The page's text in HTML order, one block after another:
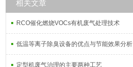
相关文章
RCO催化燃烧VOCs有机废气处理技术
低温等离子除臭设备的优点与节能效果分析
定型机废气治理的主要两种工艺